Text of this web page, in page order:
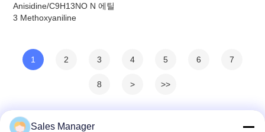
Anisidine/C9H13NO N 에틸
3 Methoxyaniline
1 2 3 4 5 6 7
8 > >>
Sales Manager